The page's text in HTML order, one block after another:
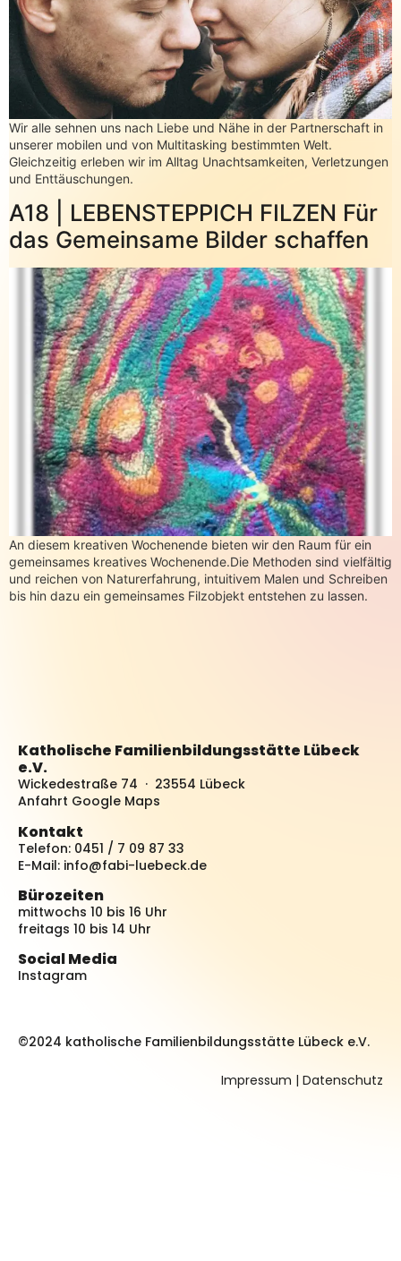
Wir alle sehnen uns nach Liebe und Nähe in der Partnerschaft in
unserer mobilen und von Multitasking bestimmten Welt.
Gleichzeitig erleben wir im Alltag Unachtsamkeiten, Verletzungen
und Enttäuschungen.
A18 | LEBENSTEPPICH FILZEN Für
das Gemeinsame Bilder schaffen
An diesem kreativen Wochenende bieten wir den Raum für ein
gemeinsames kreatives Wochenende.Die Methoden sind vielfältig
und reichen von Naturerfahrung, intuitivem Malen und Schreiben
bis hin dazu ein gemeinsames Filzobjekt entstehen zu lassen.
Katholische Familienbildungsstätte Lübeck
e.V.
Wickedestraße 74 · 23554 Lübeck
Anfahrt Google Maps
Kontakt
Telefon: 0451 / 7 09 87 33
E-Mail: info@fabi-luebeck.de
Bürozeiten
mittwochs 10 bis 16 Uhr
freitags 10 bis 14 Uhr
Social Media
Instagram
©2024 katholische Familienbildungsstätte Lübeck e.V.
Impressum | Datenschutz